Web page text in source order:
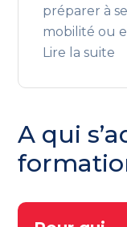
préparer à
mobilité ou
Lire la suite
A qui